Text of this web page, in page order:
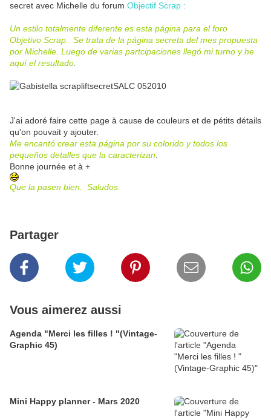
secret avec Michelle du forum Objectif Scrap :
Un estilo totalmente diferente es esta página para el foro
Objetivo Scrap. Se trata de la página secreta del mes propuesta
por Michelle. Luego de varias partcipaciones llegó mi turno y he
aquí el resultado
J'ai adoré faire cette page à cause de couleurs et de pétits détails
qu'on pouvait y ajouter.
Me encantó crear esta página por su colorido y todos los
pequeños detalles que la caracterizan
Bonne journée et à +
Que la pasen bien. Saludos.
Partager
Vous aimerez aussi
Agenda "Merci les filles ! "(Vintage-
Graphic 45)
Mini Happy planner - Mars 2020